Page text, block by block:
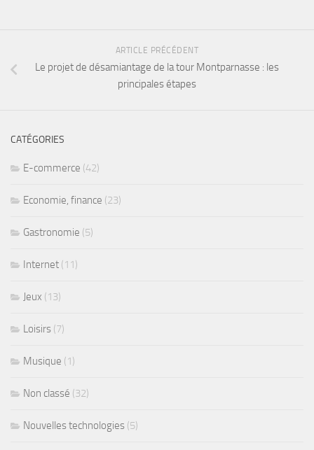
ARTICLE PRÉCÉDENT
Le projet de désamiantage de la tour Montparnasse : les
principales étapes
CATÉGORIES
E-commerce (42)
Economie, finance (23)
Gastronomie (5)
Internet (11)
Jeux (13)
Loisirs (7)
Musique (1)
Non classé (32)
Nouvelles technologies (5)